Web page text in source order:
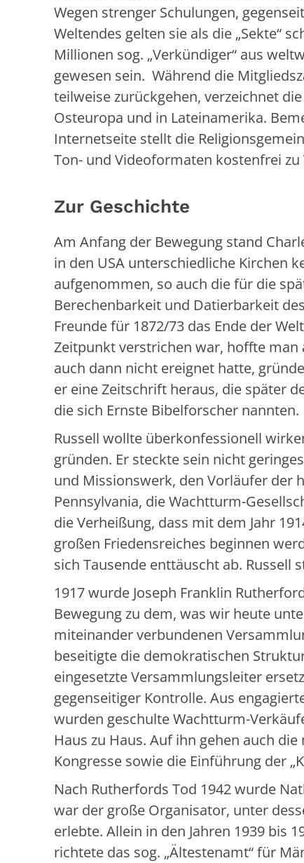
Wegen strenger Schulungen,
Weltendes gelten sie als die „Sekte“
Millionen sog. „Verkündiger“ aus
gewesen sein. Während die
teilweise zurückgehen, verzeichnet
Osteuropa und in Lateinamerika.
Internetseite stellt die
Ton- und Videoformaten kostenfrei zu
Zur Geschichte
Am Anfang der Bewegung stand
in den USA unterschiedliche Kirchen
aufgenommen, so auch die für die
Berechenbarkeit und Datierbarkeit
Freunde für 1872/73 das Ende der
Zeitpunkt verstrichen war, hoffte man
auch dann nicht ereignet hatte,
er eine Zeitschrift heraus, die später
die sich Ernste Bibelforscher nannten.
Russell wollte überkonfessionell
gründen. Er steckte sein nicht
und Missionswerk, den Vorläufer der
Pennsylvania, die Wachtturm-
die Verheißung, dass mit dem Jahr
großen Friedensreiches beginnen
sich Tausende enttäuscht ab. Russell
1917 wurde Joseph Franklin
Bewegung zu dem, was wir heute
miteinander verbundenen
beseitigte die demokratischen
eingesetzte Versammlungsleiter
gegenseitiger Kontrolle. Aus
wurden geschulte Wachtturm-
Haus zu Haus. Auf ihn gehen auch
Kongresse sowie die Einführung der
Nach Rutherfords Tod 1942 wurde
war der große Organisator, unter
erlebte. Allein in den Jahren 1939 bis
richtete das sog. „Ältestenamt“ für